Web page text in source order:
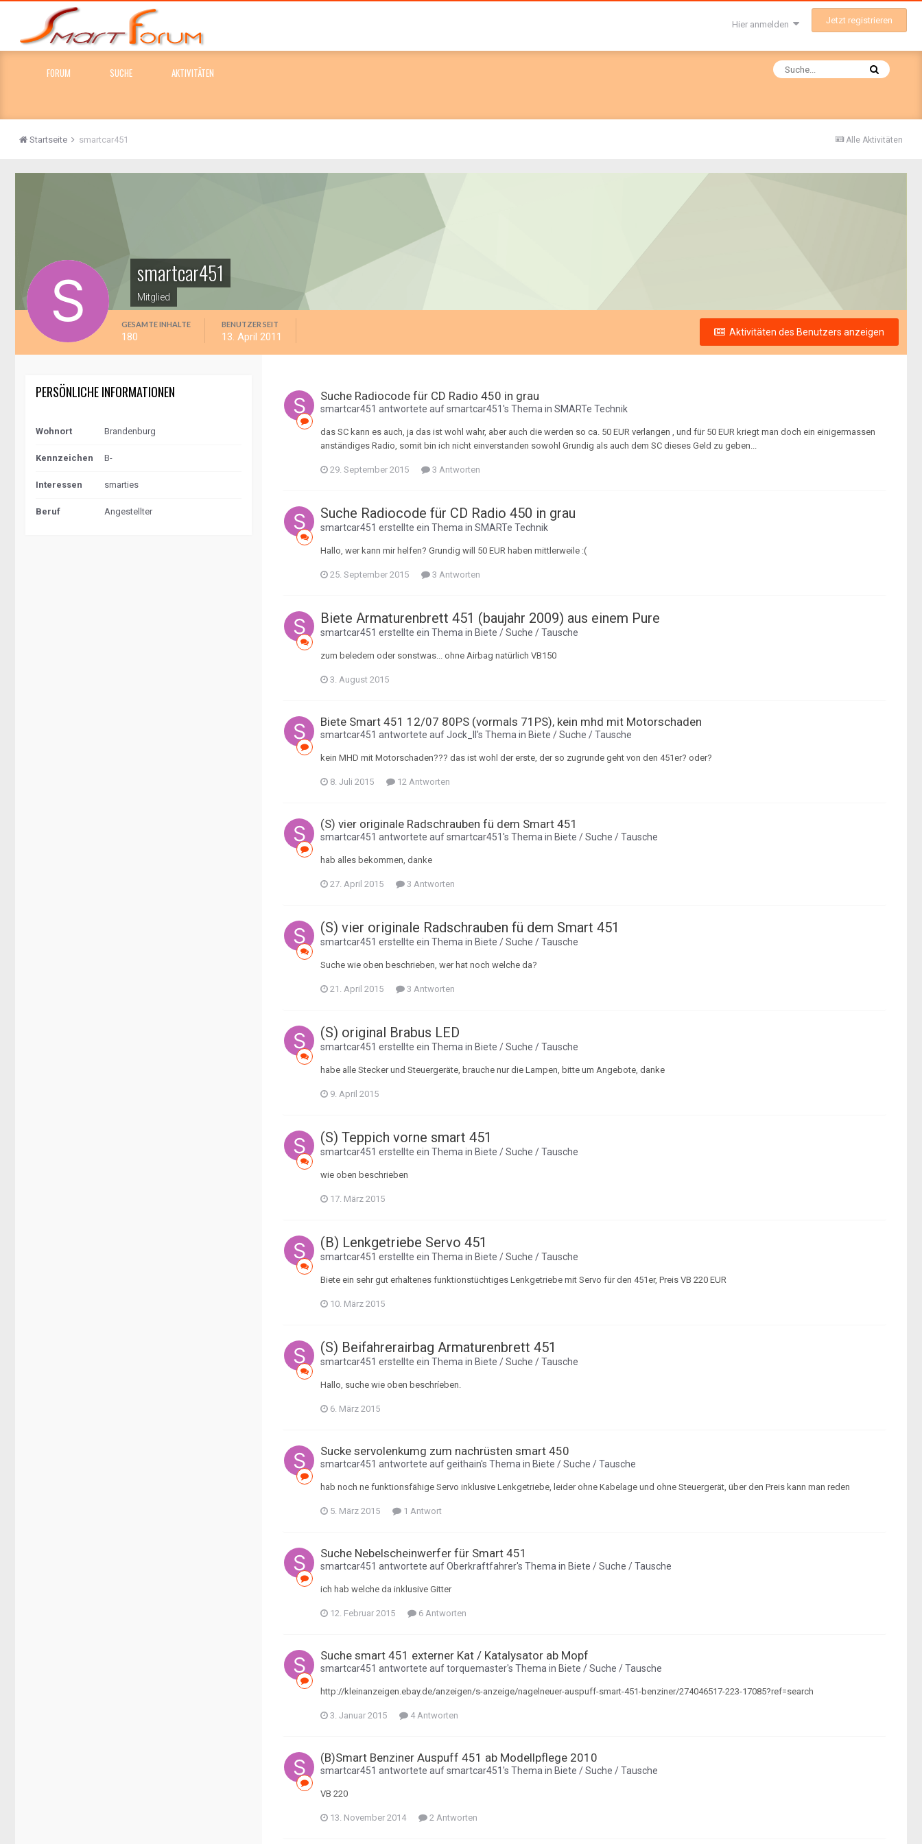
Hier anmelden Jetzt registrieren
FORUM SUCHE AKTIVITÄTEN
Alle Aktivitäten
Startseite smartcar451
smartcar451
Mitglied
Aktivitäten des Benutzers anzeigen
GESAMTE INHALTE
180
BENUTZER SEIT
13. April 2011
PERSÖNLICHE INFORMATIONEN
Wohnort Brandenburg
Kennzeichen B-
Interessen smarties
Beruf Angestellter
Suche Radiocode für CD Radio 450 in grau
smartcar451 antwortete aufsmartcar451's Thema in SMARTe Technik
das SC kann es auch, ja das ist wohl wahr, aber auch die werden so ca. 50 EUR verlangen , und für 50 EUR kriegt man doch ein einigermassen
anständiges Radio, somit bin ich nicht einverstanden sowohl Grundig als auch dem SC dieses Geld zu geben...
29. September 2015 3 Antworten
Suche Radiocode für CD Radio 450 in grau
smartcar451 erstellte ein Thema in SMARTe Technik
Hallo, wer kann mir helfen? Grundig will 50 EUR haben mittlerweile :(
25. September 2015 3 Antworten
Biete Armaturenbrett 451 (baujahr 2009) aus einem Pure
smartcar451 erstellte ein Thema in Biete / Suche / Tausche
zum beledern oder sonstwas... ohne Airbag natürlich VB150
3. August 2015
Biete Smart 451 12/07 80PS (vormals 71PS), kein mhd mit Motorschaden
smartcar451 antwortete aufJock_II 's Thema in Biete / Suche / Tausche
kein MHD mit Motorschaden??? das ist wohl der erste, der so zugrunde geht von den 451er? oder?
8. Juli 2015 12 Antworten
(S) vier originale Radschrauben fü dem Smart 451
smartcar451 antwortete aufsmartcar451's Thema in Biete / Suche / Tausche
hab alles bekommen, danke
27. April 2015 3 Antworten
(S) vier originale Radschrauben fü dem Smart 451
smartcar451 erstellte ein Thema in Biete / Suche / Tausche
Suche wie oben beschrieben, wer hat noch welche da?
21. April 2015 3 Antworten
(S) original Brabus LED
smartcar451 erstellte ein Thema in Biete / Suche / Tausche
habe alle Stecker und Steuergeräte, brauche nur die Lampen, bitte um Angebote, danke
9. April 2015
(S) Teppich vorne smart 451
smartcar451 erstellte ein Thema in Biete / Suche / Tausche
wie oben beschrieben
17. März 2015
(B) Lenkgetriebe Servo 451
smartcar451 erstellte ein Thema in Biete / Suche / Tausche
Biete ein sehr gut erhaltenes funktionstüchtiges Lenkgetriebe mit Servo für den 451er, Preis VB 220 EUR
10. März 2015
(S) Beifahrerairbag Armaturenbrett 451
smartcar451 erstellte ein Thema in Biete / Suche / Tausche
Hallo, suche wie oben beschríeben.
6. März 2015
Sucke servolenkumg zum nachrüsten smart 450
smartcar451 antwortete aufgeithain's Thema in Biete / Suche / Tausche
hab noch ne funktionsfähige Servo inklusive Lenkgetriebe, leider ohne Kabelage und ohne Steuergerät, über den Preis kann man reden
5. März 2015 1 Antwort
Suche Nebelscheinwerfer für Smart 451
smartcar451 antwortete aufOberkraftfahrer's Thema in Biete / Suche / Tausche
ich hab welche da inklusive Gitter
12. Februar 2015 6 Antworten
Suche smart 451 externer Kat / Katalysator ab Mopf
smartcar451 antwortete auftorquemaster's Thema in Biete / Suche / Tausche
http://kleinanzeigen.ebay.de/anzeigen/s-anzeige/nagelneuer-auspuff-smart-451-benziner/274046517-223-17085?ref=search
3. Januar 2015 4 Antworten
(B)Smart Benziner Auspuff 451 ab Modellpflege 2010
smartcar451 antwortete aufsmartcar451's Thema in Biete / Suche / Tausche
VB 220
13. November 2014 2 Antworten